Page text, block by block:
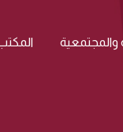
والمجتمعية